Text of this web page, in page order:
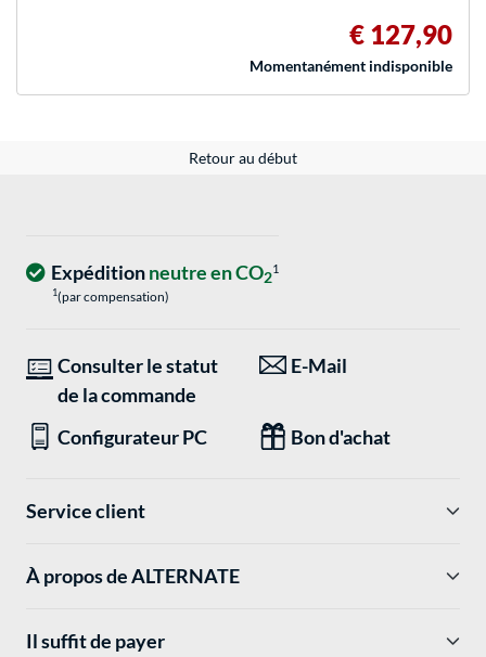
€ 127,90
Momentanément indisponible
Retour au début
Expéditionneutre en CO21
1(par compensation)
Consulter le statut
de la commande
E-Mail
Configurateur PC Bon d'achat
Service client
À propos de ALTERNATE
Il suffit de payer